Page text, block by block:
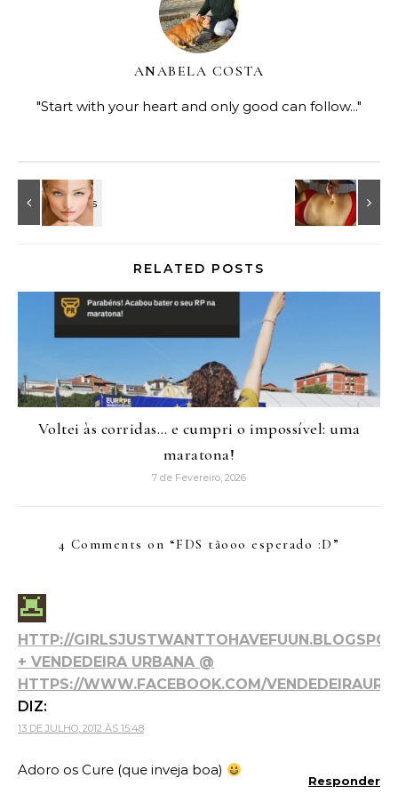
ANABELA COSTA
"Start with your heart and only good can follow..."
RELATED POSTS
Voltei às corridas… e cumpri o impossível: uma
maratona!
7 de Fevereiro, 2026
4 Comments on “FDS tãooo esperado :D ”
HTTP://
+ VENDEDEIRA URBANA @
HTTPS://WWW.FACEBOOK.COM/
DIZ:
13 DE JULHO, 2012 ÀS 15:48
Adoro os Cure (que inveja boa)
Responder